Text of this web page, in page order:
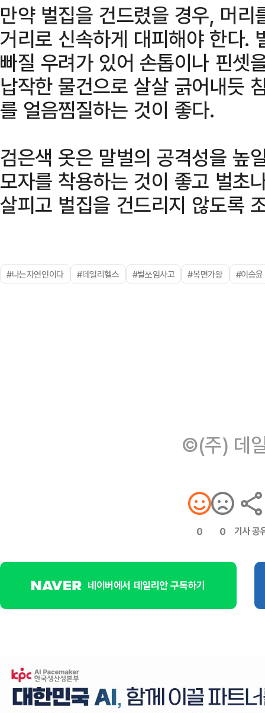
만약 벌집을 건드렸을 경우, 머
거리로 신속하게 대피해야 한다.
빠질 우려가 있어 손톱이나 핀셋
납작한 물건으로 살살 긁어내듯
를 얼음찜질하는 것이 좋다.
검은색 옷은 말벌의 공격성을 높
모자를 착용하는 것이 좋고 벌초
살피고 벌집을 건드리지 않도록
#나는자연인이다 #데일리헬스 #벌쏘임사고 #복면가왕 #이승윤
©(주) 데
0 0 기사 공
네이버에서 데일리안 구독하기